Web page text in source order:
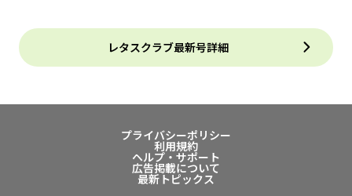
レタスクラブ最新号詳細
プライバシーポリシー
利用規約
ヘルプ・サポート
広告掲載について
最新トピックス